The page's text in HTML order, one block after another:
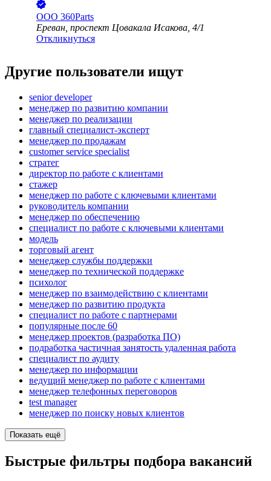
ООО 360Parts
Ереван, проспект Цовакала Исакова, 4/1
Откликнуться
Другие пользователи ищут
senior developer
менеджер по развитию компании
менеджер по реализации
главный специалист-эксперт
менеджер по продажам
customer service specialist
стратег
директор по работе с клиентами
стажер
менеджер по работе с ключевыми клиентами
руководитель компании
менеджер по обеспечению
специалист по работе с ключевыми клиентами
модель
торговый агент
менеджер службы поддержки
менеджер по технической поддержке
психолог
менеджер по взаимодействию с клиентами
менеджер по развитию продукта
специалист по работе с партнерами
популярные после 60
менеджер проектов (разработка ПО)
подработка частичная занятость удаленная работа
специалист по аудиту
менеджер по информации
ведущий менеджер по работе с клиентами
менеджер телефонных переговоров
test manager
менеджер по поиску новых клиентов
Показать ещё
Быстрые фильтры подбора вакансий